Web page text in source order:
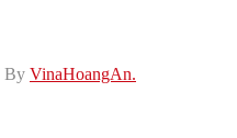
By VinaHoangAn.